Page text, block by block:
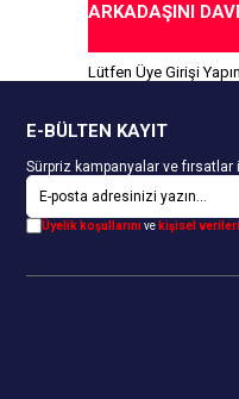
ARKADAŞINI
Lütfen Üye Girişi
E-BÜLTEN KAYIT
Sürpriz kampanyalar ve fırsatlar
Üyelik koşullarınıve kişisel